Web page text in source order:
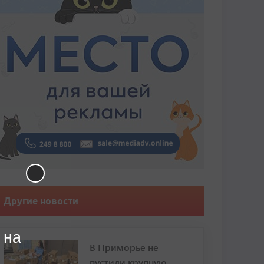
Другие новости
В Приморье не